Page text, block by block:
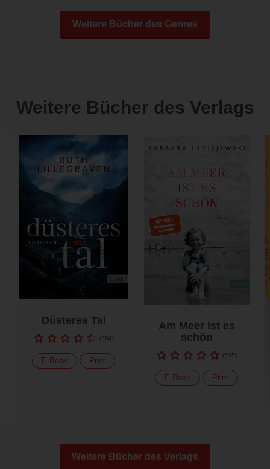
Weitere Bücher des Genres
Weitere Bücher des Verlags
Düsteres Tal
(384)
E-Book Print
Am Meer ist es
schön
(505)
E-Book Print
Weitere Bücher des Verlags